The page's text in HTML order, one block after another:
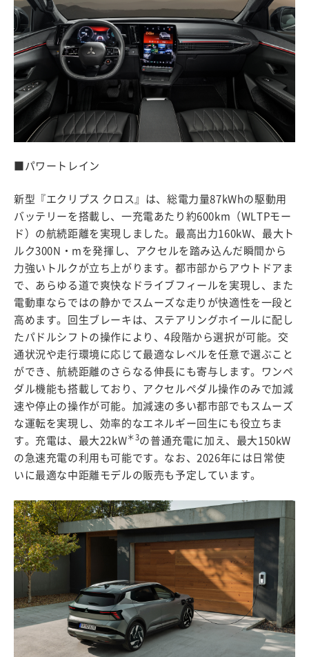
■パワートレイン
新型『エクリプス クロス』は、総電力量87kWhの駆動用
バッテリーを搭載し、一充電あたり約600km（WLTPモー
ド）の航続距離を実現しました。最高出力160kW、最大ト
ルク300N・mを発揮し、アクセルを踏み込んだ瞬間から
力強いトルクが立ち上がります。都市部からアウトドアま
で、あらゆる道で爽快なドライブフィールを実現し、また
電動車ならではの静かでスムーズな走りが快適性を一段と
高めます。回生ブレーキは、ステアリングホイールに配し
たパドルシフトの操作により、4段階から選択が可能。交
通状況や走行環境に応じて最適なレベルを任意で選ぶこと
ができ、航続距離のさらなる伸長にも寄与します。ワンペ
ダル機能も搭載しており、アクセルペダル操作のみで加減
速や停止の操作が可能。加減速の多い都市部でもスムーズ
な運転を実現し、効率的なエネルギー回生にも役立ちま
す。充電は、最大22kW＊3の普通充電に加え、最大150kW
の急速充電の利用も可能です。なお、2026年には日常使
いに最適な中距離モデルの販売も予定しています。